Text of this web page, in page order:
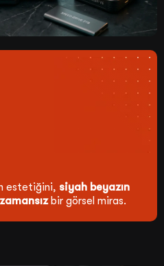
estetiğini, siyah beyazın
zamansızbir görsel miras.